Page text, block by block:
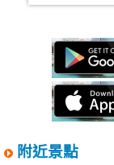
附近景點